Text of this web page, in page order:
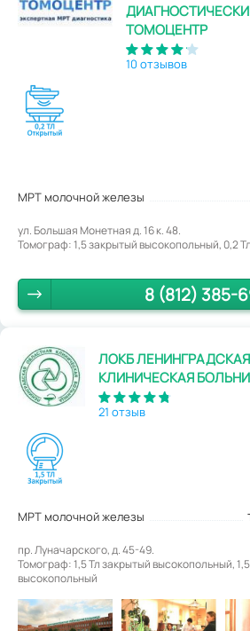
ТОМОЦЕНТР
10 отзывов
МРТ молочной железы
ул. Большая Монетная д. 16 к. 48.
Томограф: 1,5 закрытый высокопольный, 0,2
8 (812) 385-
ЛОКБ
КЛИНИЧЕСКАЯ
21 отзыв
МРТ молочной железы
пр. Луначарского, д. 45-49.
Томограф: 1,5 Тл закрытый высокопольный,
высокопольный